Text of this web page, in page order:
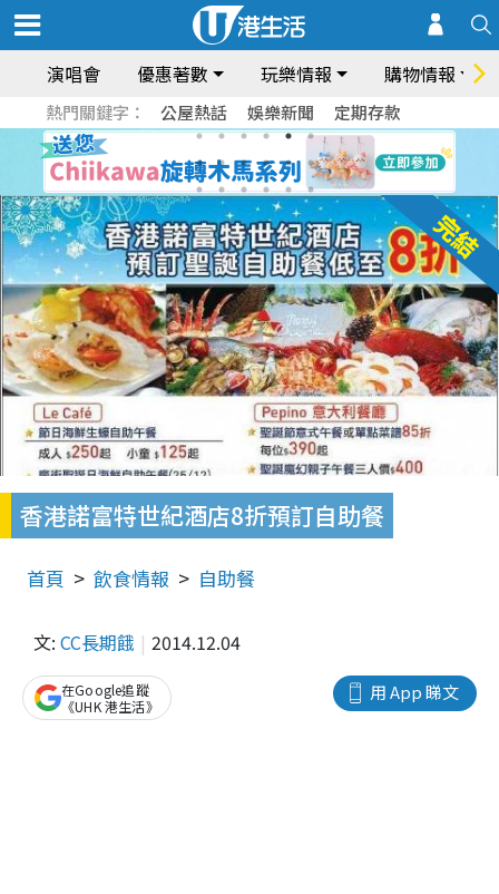
演唱會 優惠著數 玩樂情報 購物情報
熱門關鍵字： 公屋熱話 娛樂新聞 定期存款
香港諾富特世紀酒店8折預訂自助餐
首頁 飲食情報 自助餐
文: CC長期餓 2014.12.04
用 App 睇文
在Google追蹤
《UHK 港生活》